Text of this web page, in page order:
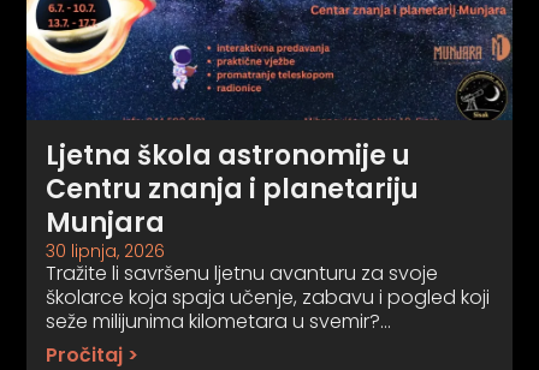
Ljetna škola astronomije u
Centru znanja i planetariju
Munjara
30 lipnja, 2026
Tražite li savršenu ljetnu avanturu za svoje
školarce koja spaja učenje, zabavu i pogled koji
seže milijunima kilometara u svemir?…
Pročitaj >